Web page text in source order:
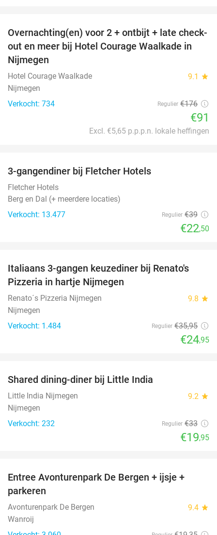
48%
Overnachting(en) voor 2 + ontbijt + late check-
out en meer bij Hotel Courage Waalkade in
Nijmegen
Hotel Courage Waalkade 9.1 star
Nijmegen
Verkocht: 734
Regulier €176
€91
Excl. €5,65 p.p.p.n. lokale heffingen
3-gangendiner bij Fletcher Hotels
Fletcher Hotels
Berg en Dal (+ meerdere locaties)
Verkocht: 13.477
Regulier €39
€22,50
31%
Italiaans 3-gangen keuzediner bij Renato's
Pizzeria in hartje Nijmegen
Renato´s Pizzeria Nijmegen 9.8 star
Nijmegen
Verkocht: 1.484
Regulier €35,95
€24,95
Shared dining-diner bij Little India
Little India Nijmegen 9.2 star
Nijmegen
Verkocht: 232
Regulier €33
€19,95
Entree Avonturenpark De Bergen + ijsje +
parkeren
Avonturenpark De Bergen 9.4 star
Wanroij